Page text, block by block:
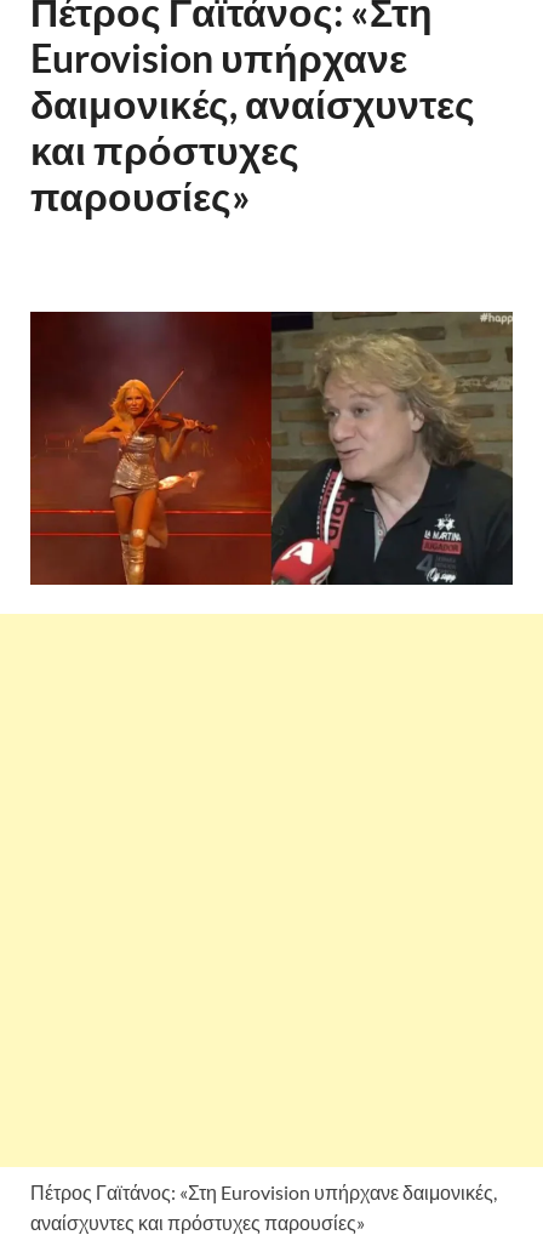
Πέτρος Γαϊτάνος: «Στη
Eurovision υπήρχανε
δαιμονικές, αναίσχυντες
και πρόστυχες
παρουσίες»
Πέτρος Γαϊτάνος: «Στη Eurovision υπήρχανε δαιμονικές,
αναίσχυντες και πρόστυχες παρουσίες»